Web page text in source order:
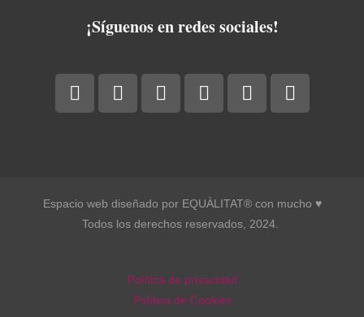
¡Síguenos en redes sociales!
Espacio web diseñado por EQUÀLITAT® con mucho ♥︎
Todos los derechos reservados, 2024.
Política de privacidad
Política de Cookies